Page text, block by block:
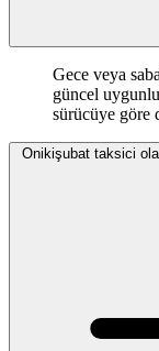
Gece veya
güncel
sürücüye göre
Onikişubat taksici